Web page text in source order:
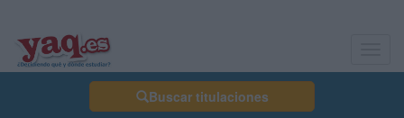
Buscar titulaciones